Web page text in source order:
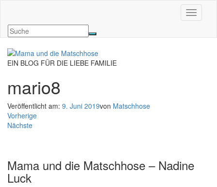
EIN BLOG FÜR DIE LIEBE FAMILIE
mario8
Veröffentlicht am: 9. Juni 2019von Matschhose
Vorherige
Nächste
Mama und die Matschhose – Nadine
Luck